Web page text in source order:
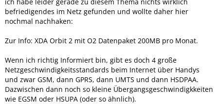
befriedigendes im Netz gefunden und wollte daher hier
nochmal nachhaken:
Zur Info: XDA Orbit 2 mit O2 Datenpaket 200MB pro Monat.
Wenn ich richtig Informiert bin, gibt es doch 4 große
Netzgeschwindigkeitsstandards beim Internet über Handys
und zwar GSM, dann GPRS, dann UMTS und dann HSDPAA.
Dazwischen dann noch so kleine Übergangsgeschwindigkkeiten
wie EGSM oder HSUPA (oder so ähnlich).